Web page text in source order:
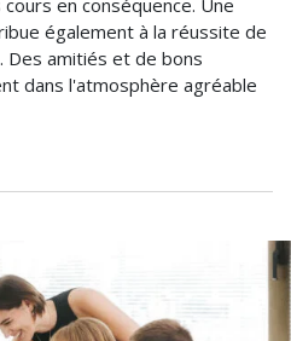
également à la réussite de
Des amitiés et de bons
dans l'atmosphère agréable